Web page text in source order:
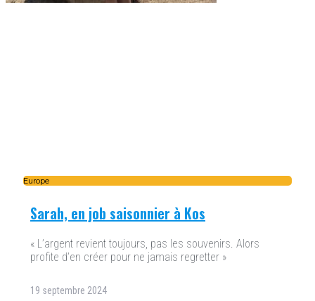
Europe
Sarah, en job saisonnier à Kos
« L’argent revient toujours, pas les souvenirs. Alors
profite d’en créer pour ne jamais regretter »
19 septembre 2024